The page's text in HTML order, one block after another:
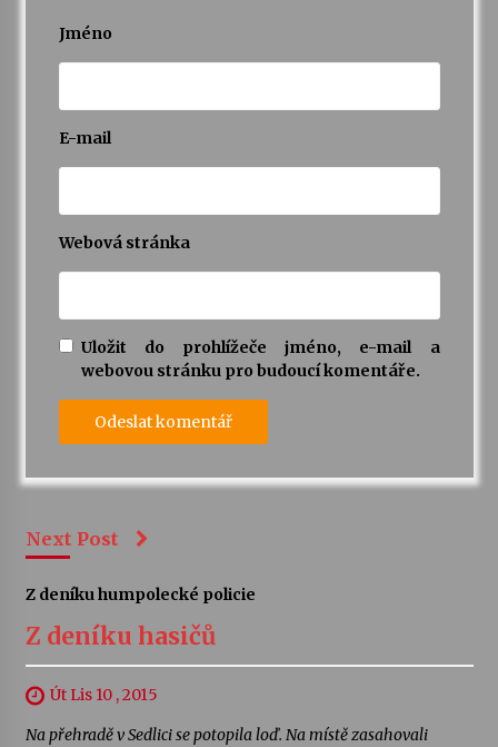
Jméno
E-mail
Webová stránka
Uložit do prohlížeče jméno, e-mail a
webovou stránku pro budoucí komentáře.
Next Post
Z deníku humpolecké policie
Z deníku hasičů
Út Lis 10 , 2015
Na přehradě v Sedlici se potopila loď. Na místě zasahovali